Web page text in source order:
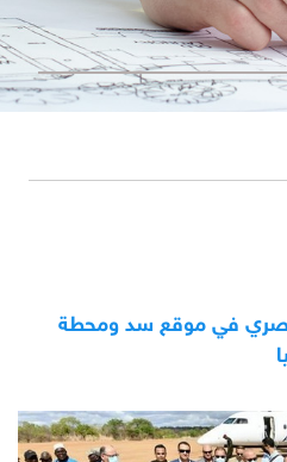
في موقع سد ومحطة